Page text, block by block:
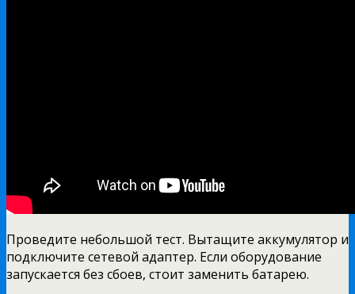
Проведите небольшой тест. Вытащите аккумулятор и
подключите сетевой адаптер. Если оборудование
запускается без сбоев, стоит заменить батарею.